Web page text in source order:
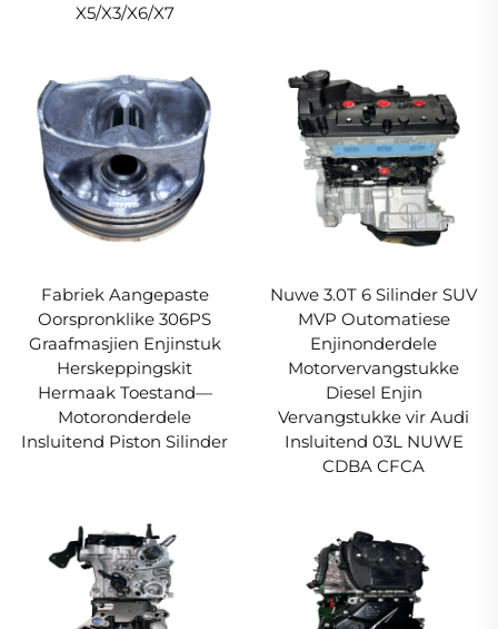
X5/X3/X6/X7
Fabriek Aangepaste
Oorspronklike 306PS
Graafmasjien Enjinstuk
Herskeppingskit
Hermaak Toestand—
Motoronderdele
Insluitend Piston Silinder
Nuwe 3.0T 6 Silinder SUV
MVP Outomatiese
Enjinonderdele
Motorvervangstukke
Diesel Enjin
Vervangstukke vir Audi
Insluitend 03L NUWE
CDBA CFCA